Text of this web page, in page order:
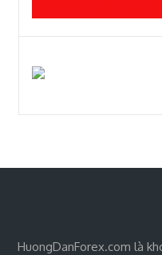
HuongDanForex.com là